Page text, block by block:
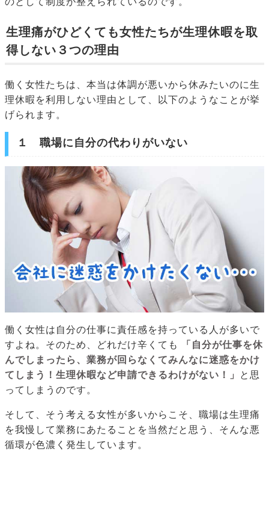
生理痛がひどくても女性たちが生理休暇を取
得しない３つの理由
働く女性たちは、本当は体調が悪いから休みたいのに生
理休暇を利用しない理由として、以下のようなことが挙
げられます。
１ 職場に自分の代わりがいない
働く女性は自分の仕事に責任感を持っている人が多いで
すよね。そのため、どれだけ辛くても
「自分が仕事を休
んでしまったら、業務が回らなくてみんなに迷惑をかけ
てしまう！生理休暇など申請できるわけがない！」
と思
ってしまうのです。
そして、そう考える女性が多いからこそ、職場は生理痛
を我慢して業務にあたることを当然だと思う、そんな悪
循環が色濃く発生しています。